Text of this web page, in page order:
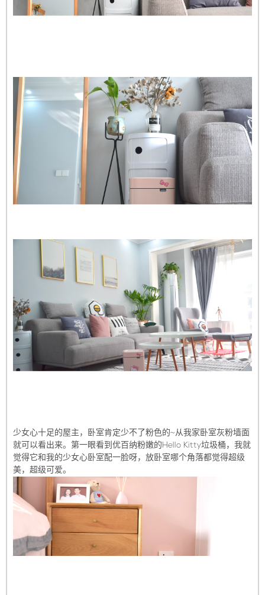
少女心十足的屋主，卧室肯定少不了粉色的~从我家卧室灰粉墙面
就可以看出来。第一眼看到优百纳粉嫩的Hello Kitty垃圾桶，我就
觉得它和我的少女心卧室配一脸呀，放卧室哪个角落都觉得超级
美，超级可爱。